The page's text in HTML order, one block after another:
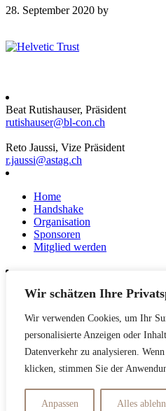
Wir schätzen Ihre
Wir verwenden Cookies, um Ihr
personalisierte Anzeigen oder
Datenverkehr zu analysieren.
klicken, stimmen Sie der
Anpassen Alles
28. September 2020 by
Beat Rutishauser, Präsident
rutishauser@bl-con.ch
Reto Jaussi, Vize Präsident
r.jaussi@astag.ch
Home
Handshake
Organisation
Sponsoren
Mitglied werden
News
Netzwerk
Kontakt
Datenschutzerklärung